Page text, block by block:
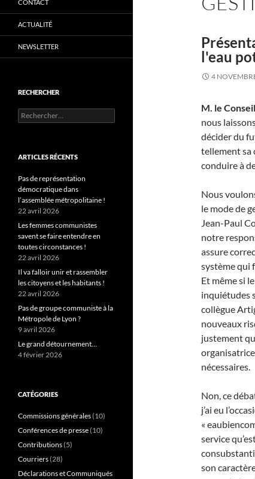
l'eau
4
M. le
nous
décider du
tellement sa
conduire à
Nous
le mode de
Jean-Paul
notre
assure
système qui
Et même si
inquiétudes
collègue
nouveaux
justement
nécessaires.
Non, ce
j’ai eu
«
service
son
CONTACT
ACTUALITÉ
NEWSLETTER
RECHERCHER
Rechercher :
ARTICLES RÉCENTS
Pas de représentation
démocratique dans
l’assemblée métropolitaine !
22 avril 2026
Les femmes communistes
savent se faire entendre en
toutes circonstances !
22 avril 2026
Il va falloir unir et rassembler
les citoyens et les habitants !
22 avril 2026
Pas de groupe communiste à la
Métropole de Lyon ?
9 avril 2026
Le grand détournement…
4 février 2026
CATÉGORIES
Commissions générales(10)
Conférences de presse(10)
Contributions(5)
Courriers(28)
Déclarations et Communiqués